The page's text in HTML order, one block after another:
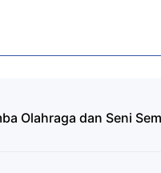
Olahraga dan Seni